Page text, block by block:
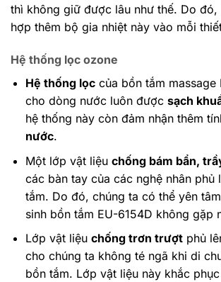
thì không giữ được lâu như thế. Do đó,
hợp thêm bộ gia nhiệt này vào mỗi
Hệ thống lọc ozone
Hệ thống lọccủa bồn tắm massage
cho dòng nước luôn được sạch
hệ thống này còn đảm nhận thêm
nước.
Một lớp vật liệu chống bám bẩn,
các bàn tay của các nghệ nhân phủ
tắm. Do đó, chúng ta có thể yên
sinh bồn tắm EU-6154D không gặp
Lớp vật liệu chống trơn trượtphủ
cho chúng ta không té ngã khi di
bồn tắm. Lớp vật liệu này khắc